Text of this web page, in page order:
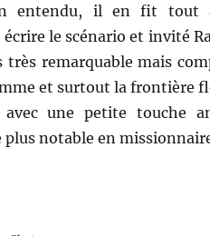
entendu, il en fit tout
le scénario et invité
très remarquable mais
et surtout la frontière
une petite touche
notable en